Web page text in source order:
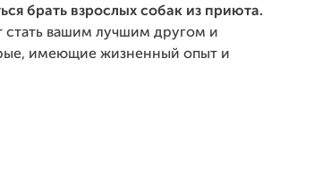
брать взрослых собак из приюта.
вашим лучшим другом и
имеющие жизненный опыт и